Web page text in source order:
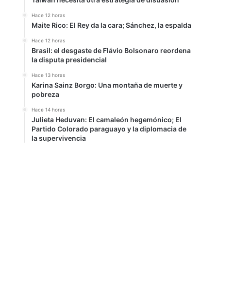
Hace 12 horas
Maite Rico: El Rey da la cara; Sánchez, la espalda
Hace 12 horas
Brasil: el desgaste de Flávio Bolsonaro reordena
la disputa presidencial
Hace 13 horas
Karina Sainz Borgo: Una montaña de muerte y
pobreza
Hace 14 horas
Julieta Heduvan: El camaleón hegemónico; El
Partido Colorado paraguayo y la diplomacia de
la supervivencia